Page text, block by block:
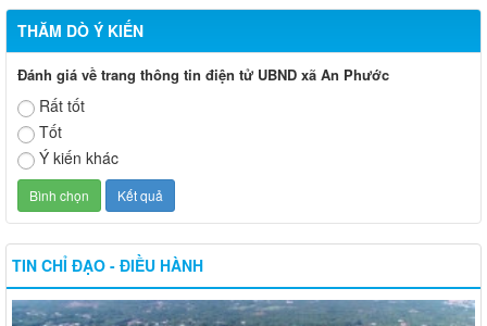
THĂM DÒ Ý KIẾN
Đánh giá về trang thông tin điện tử UBND xã An Phước
Rất tốt
Tốt
Ý kiến khác
TIN CHỈ ĐẠO - ĐIỀU HÀNH